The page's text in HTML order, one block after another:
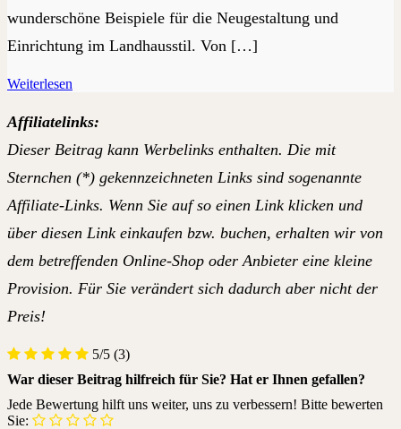
wunderschöne Beispiele für die Neugestaltung und
Einrichtung im Landhausstil. Von […]
Weiterlesen
Affiliatelinks:
Dieser Beitrag kann Werbelinks enthalten. Die mit
Sternchen (*) gekennzeichneten Links sind sogenannte
Affiliate-Links. Wenn Sie auf so einen Link klicken und
über diesen Link einkaufen bzw. buchen, erhalten wir von
dem betreffenden Online-Shop oder Anbieter eine kleine
Provision. Für Sie verändert sich dadurch aber nicht der
Preis!
5/5 (3)
War dieser Beitrag hilfreich für Sie? Hat er Ihnen gefallen?
Jede Bewertung hilft uns weiter, uns zu verbessern! Bitte bewerten
Sie: